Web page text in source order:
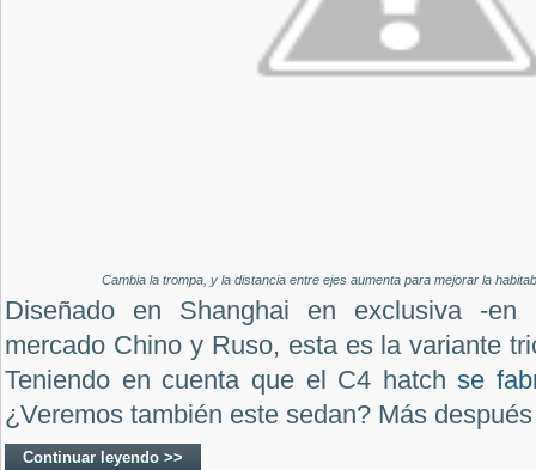
Cambia la trompa, y la distancia entre ejes aumenta para mejorar la
Diseñado en Shanghai en exclusiva -
mercado Chino y Ruso, esta es la variante
Teniendo en cuenta que el C4 hatchse
¿Veremos también este sedan? Más
Continuar leyendo >>